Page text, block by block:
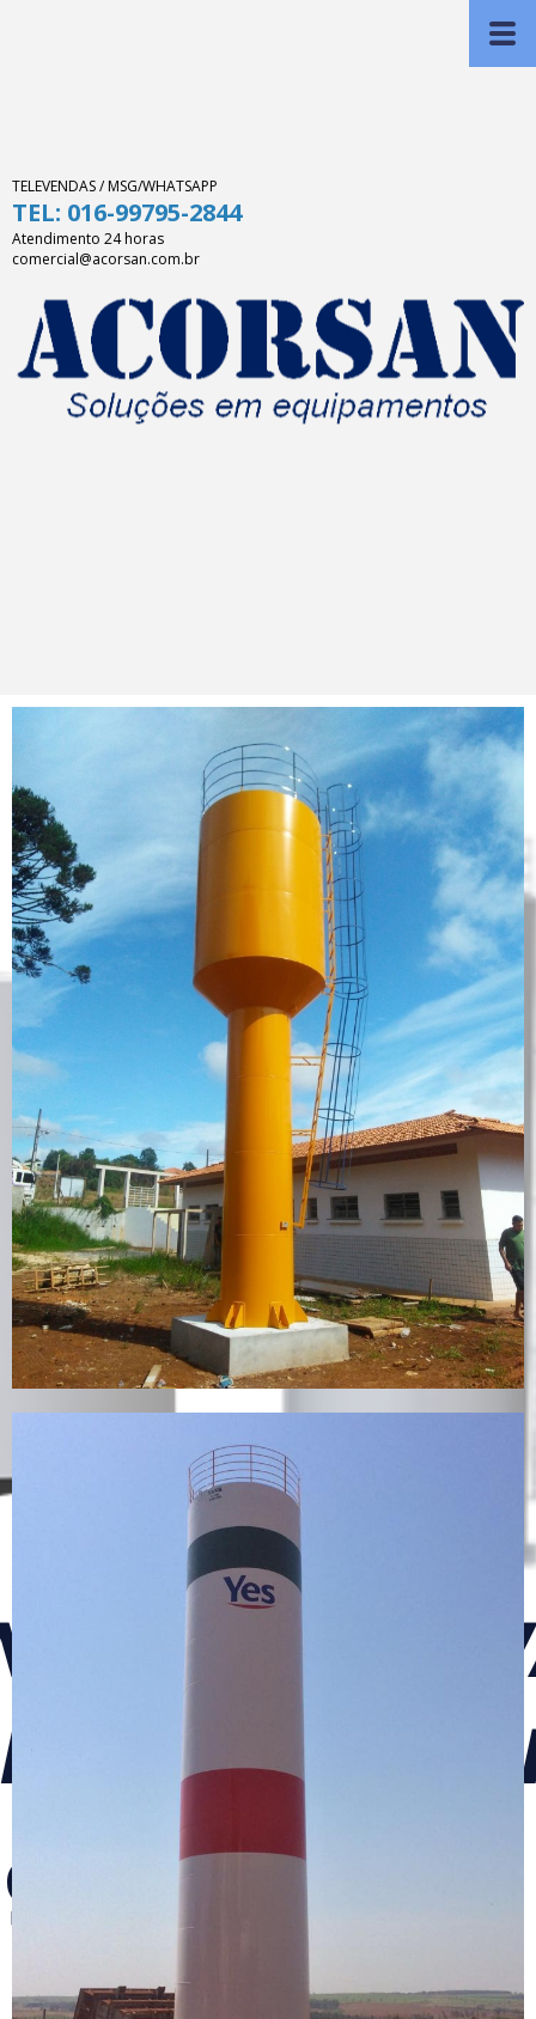
TELEVENDAS / MSG/WHATSAPP
TEL: 016-99795-2844
Atendimento 24 horas
comercial@acorsan.com.br